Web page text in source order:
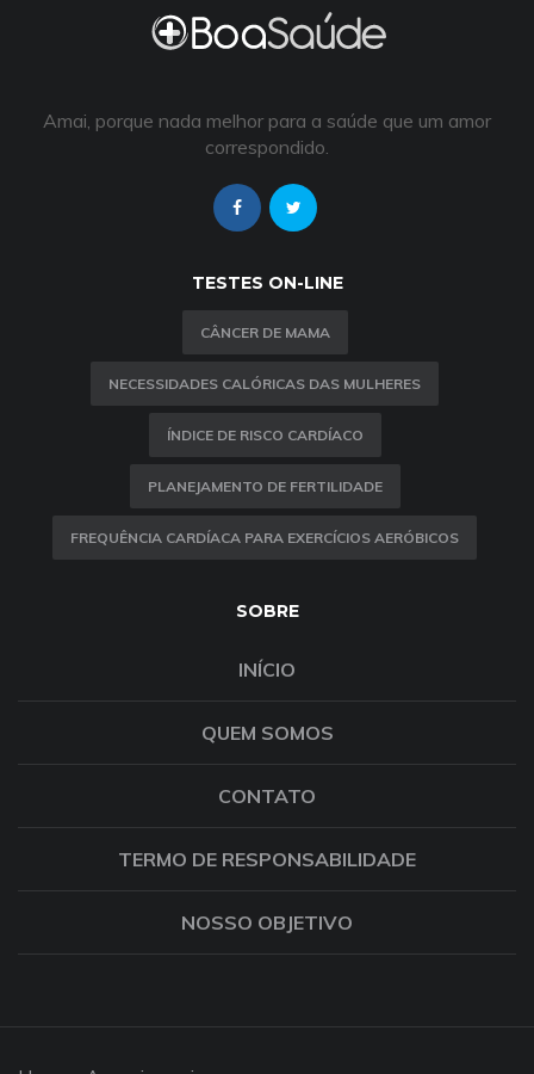
Amai, porque nada melhor para a saúde que um amor
correspondido.
TESTES ON-LINE
CÂNCER DE MAMA
NECESSIDADES CALÓRICAS DAS MULHERES
ÍNDICE DE RISCO CARDÍACO
PLANEJAMENTO DE FERTILIDADE
FREQUÊNCIA CARDÍACA PARA EXERCÍCIOS AERÓBICOS
SOBRE
INÍCIO
QUEM SOMOS
CONTATO
TERMO DE RESPONSABILIDADE
NOSSO OBJETIVO